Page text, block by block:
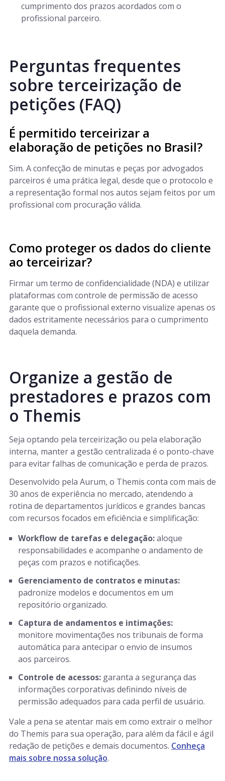
cumprimento dos prazos acordados com o
profissional parceiro.
Perguntas frequentes
sobre terceirização de
petições (FAQ)
É permitido terceirizar a
elaboração de petições no Brasil?
Sim. A confecção de minutas e peças por advogados
parceiros é uma prática legal, desde que o protocolo e
a representação formal nos autos sejam feitos por um
profissional com procuração válida.
Como proteger os dados do cliente
ao terceirizar?
Firmar um termo de confidencialidade (NDA) e utilizar
plataformas com controle de permissão de acesso
garante que o profissional externo visualize apenas os
dados estritamente necessários para o cumprimento
daquela demanda.
Organize a gestão de
prestadores e prazos com
o Themis
Seja optando pela terceirização ou pela elaboração
interna, manter a gestão centralizada é o ponto-chave
para evitar falhas de comunicação e perda de prazos.
Desenvolvido pela Aurum, o Themis conta com mais de
30 anos de experiência no mercado, atendendo a
rotina de departamentos jurídicos e grandes bancas
com recursos focados em eficiência e simplificação:
Workflow de tarefas e delegação:aloque
responsabilidades e acompanhe o andamento de
peças com prazos e notificações.
Gerenciamento de contratos e minutas:
padronize modelos e documentos em um
repositório organizado.
Captura de andamentos e intimações:
monitore movimentações nos tribunais de forma
automática para antecipar o envio de insumos
aos parceiros.
Controle de acessos: garanta a segurança das
informações corporativas definindo níveis de
permissão adequados para cada perfil de usuário.
Vale a pena se atentar mais em como extrair o melhor
do Themis para sua operação, para além da fácil e ágil
redação de petições e demais documentos. Conheça
mais sobre nossa solução.